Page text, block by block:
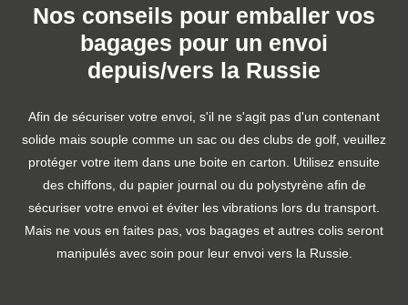
Nos conseils pour emballer vos
bagages pour un envoi
depuis/vers la Russie
Afin de sécuriser votre envoi, s'il ne s'agit pas d'un contenant
solide mais souple comme un sac ou des clubs de golf, veuillez
protéger votre item dans une boite en carton. Utilisez ensuite
des chiffons, du papier journal ou du polystyrène afin de
sécuriser votre envoi et éviter les vibrations lors du transport.
Mais ne vous en faites pas, vos bagages et autres colis seront
manipulés avec soin pour leur envoi vers la Russie.